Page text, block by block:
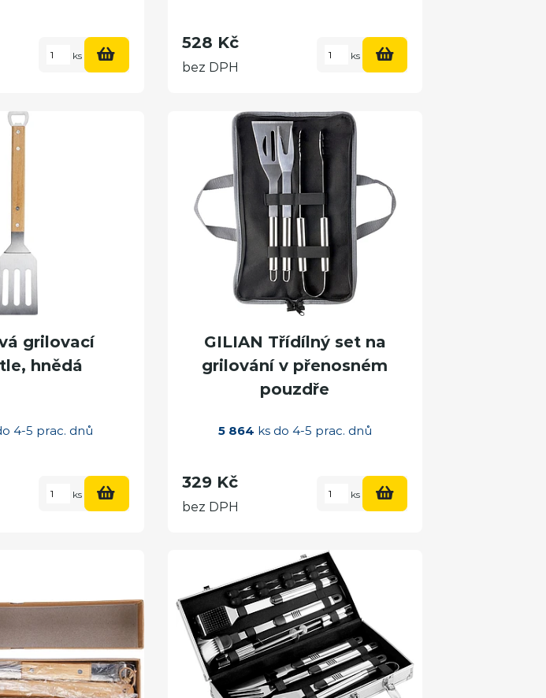
ks
528 Kč
bez DPH
ks
grilovací
hnědá
4-5 prac. dnů
ks
GILIAN Třídílný set na
grilování v přenosném
pouzdře
5 864 ks do 4-5 prac. dnů
329 Kč
bez DPH
ks